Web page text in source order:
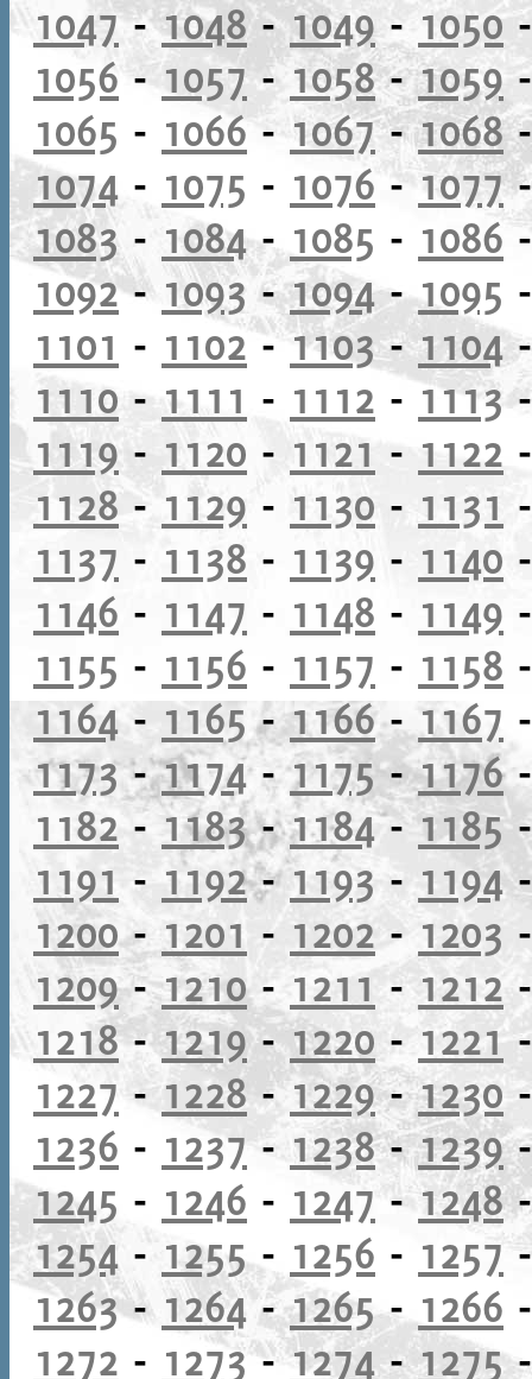
1047-1048-1049 -1050
1056-1057- 1058-1059
1065 - 1066-1067-1068
1074 - 1075 - 1076 -1077
1083 - 1084- 1085 - 1086
1092- 1093-1094-1095
1101 - 1102-1103-1104
1110- 1111 - 1112 -1113
1119- 1120 - 1121 - 1122
1128- 1129 - 1130 - 1131
1137 - 1138 - 1139 - 1140
1146 - 1147 - 1148 - 1149
1155 - 1156 - 1157 - 1158
1164-1165-1166- 1167
1173-1174-1175-1176
1182 - 1183-1184-1185
1191 - 1192-1193- 1194
1200- 1201 - 1202 - 1203
1209-1210-1211 -1212
1218-1219-1220 -1221
1227 - 1228-1229-1230
1236 - 1237- 1238-1239
1245 - 1246 - 1247-1248
1254 - 1255- 1256 - 1257
1263- 1264-1265- 1266
1272 - 1273-1274-1275